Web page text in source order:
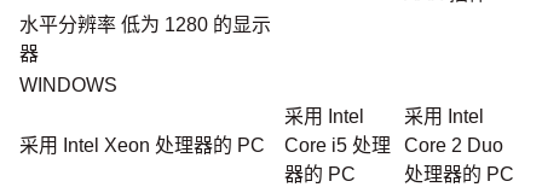
水平分辨率 低为 1280 的显示
器
WINDOWS
采用 Intel Xeon 处理器的 PC
采用 Intel
Core i5 处理
器的 PC
采用 Intel
Core 2 Duo
处理器的 PC